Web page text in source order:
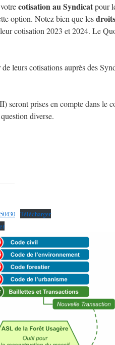
cotisation au Syndicatpour
option. Notez bien que les
cotisation 2023 et 2024. Le
leurs cotisations auprès des
seront prises en compte dans le
diverse.
Télécharger